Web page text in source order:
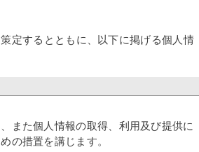
定するとともに、以下に掲げる個人情
また個人情報の取得、利用及び提供に
の措置を講じます。